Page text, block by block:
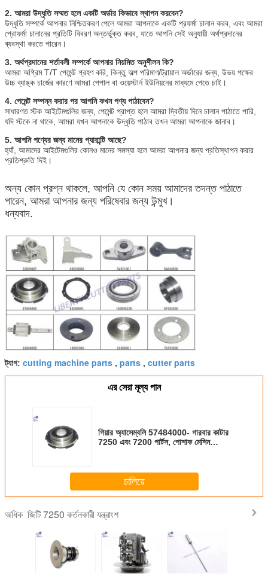
2. আমরা উদ্ধৃতি সম্মত হলে একটি অর্ডার কিভাবে স্থাপন করবেন?
উদ্ধৃতি সম্পর্কে আপনার নিশ্চিতকরণ পেলে আমরা আপনাকে একটি প্রফর্মা চালান করব, এবং আমরা
প্রোফর্মা চালানের প্রতিটি বিবরণ অন্তর্ভুক্ত করব, যাতে আপনি সেই অনুযায়ী অর্থপ্রদানের
ব্যবস্থা করতে পারেন।
3. অর্থপ্রদানের শর্তাবলী সম্পর্কে আপনার নিয়মিত অনুশীলন কি?
আমরা অগ্রিম T/T পেমেন্ট গ্রহণ করি, কিন্তু অল্প পরিমাণ/ট্রায়াল অর্ডারের জন্য, উভয় পক্ষের
উচ্চ ব্যাঙ্ক চার্জের কারণে আমরা পেপাল বা ওয়েস্টার্ন ইউনিয়নের মাধ্যমে পেতে চাই।
4. পেমেন্ট সম্পন্ন করার পর আপনি কখন পণ্য পাঠাবেন?
সাধারণত স্টক আইটেমগুলির জন্য, পেমেন্ট প্রাপ্ত হলে আমরা দ্বিতীয় দিনে চালান পাঠাতে পারি,
যদি স্টকে না থাকে, আমরা যখন আপনাকে উদ্ধৃতি পাঠাব তখন আমরা আপনাকে জানাব।
5. আপনি পণ্যের জন্য মানের গ্যারান্টি আছে?
হ্যাঁ, আমাদের আইটেমগুলির কোনও মানের সমস্যা হলে আমরা আপনার জন্য প্রতিস্থাপন করার
প্রতিশ্রুতি দিই।
অন্য কোন প্রশ্ন থাকলে, আপনি যে কোন সময় আমাদের তদন্ত পাঠাতে
পারেন, আমরা আপনার জন্য পরিষেবার জন্য উন্মুখ।
ধন্যবাদ.
ট্যাগ: cutting machine parts , parts , cutter parts
এর সেরা মূল্য পান
গিয়ার অ্যাসেম্বলি 57484000- গারবার কাটার
7250 এবং 7200 পার্টস, পোশাক মেশিন
চালিয়ে
অধিক জিটি 7250 কর্তনকারী যন্ত্রাংশ